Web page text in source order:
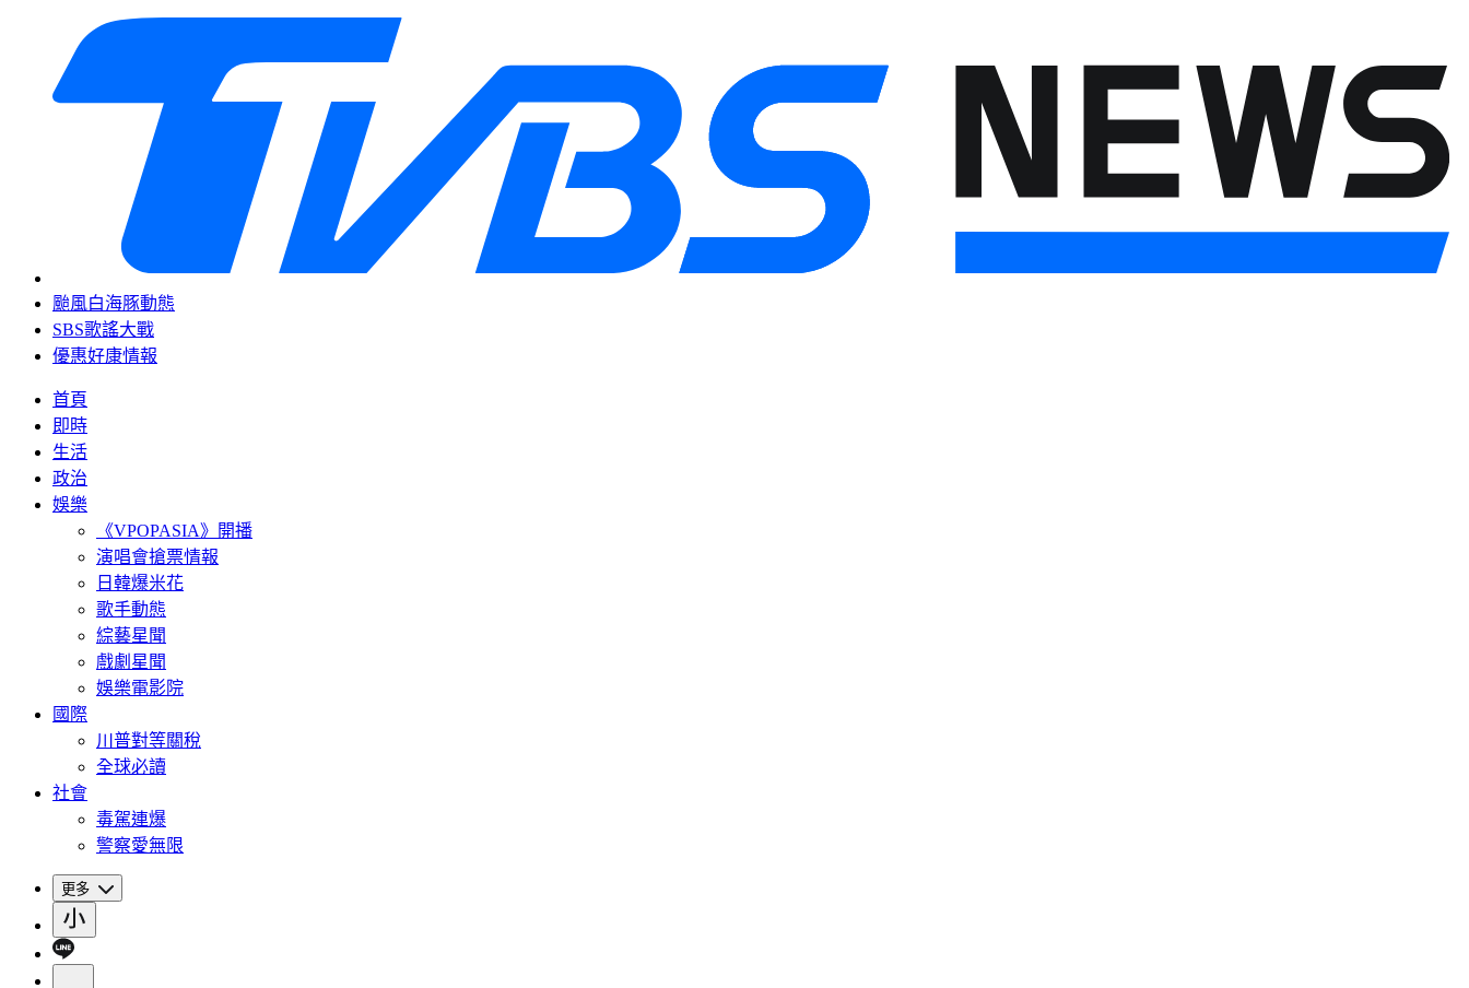
颱風白海豚動態
SBS歌謠大戰
優惠好康情報
首頁
即時
生活
政治
娛樂
《VPOPASIA》開播
演唱會搶票情報
日韓爆米花
歌手動態
綜藝星聞
戲劇星聞
娛樂電影院
國際
川普對等關稅
全球必讀
社會
毒駕連爆
警察愛無限
更多